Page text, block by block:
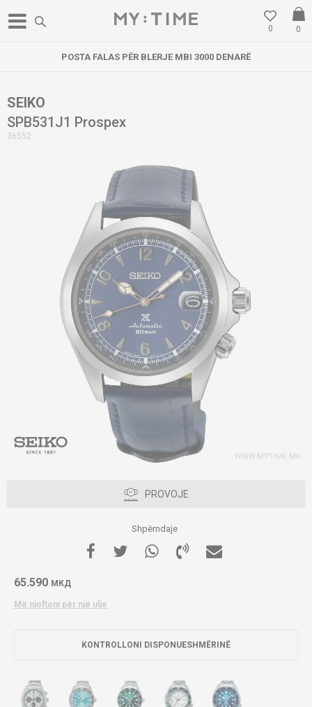
0
0
POSTA FALAS PËR BLERJE MBI 3000 DENARË
SEIKO
SPB531J1 Prospex
36552
PROVOJE
Shpërndaje
65.590 МКД
Më njoftoni për një ulje
KONTROLLONI DISPONUESHMËRINË